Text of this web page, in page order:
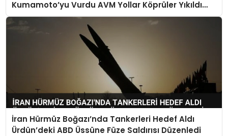
Kumamoto’yu Vurdu AVM Yollar Köprüler Yıkıldı
Çok Sayıda Can Kaybı Var
İran Hürmüz Boğazı’nda Tankerleri Hedef Aldı
Ürdün’deki ABD Üssüne Füze Saldırısı Düzenledi